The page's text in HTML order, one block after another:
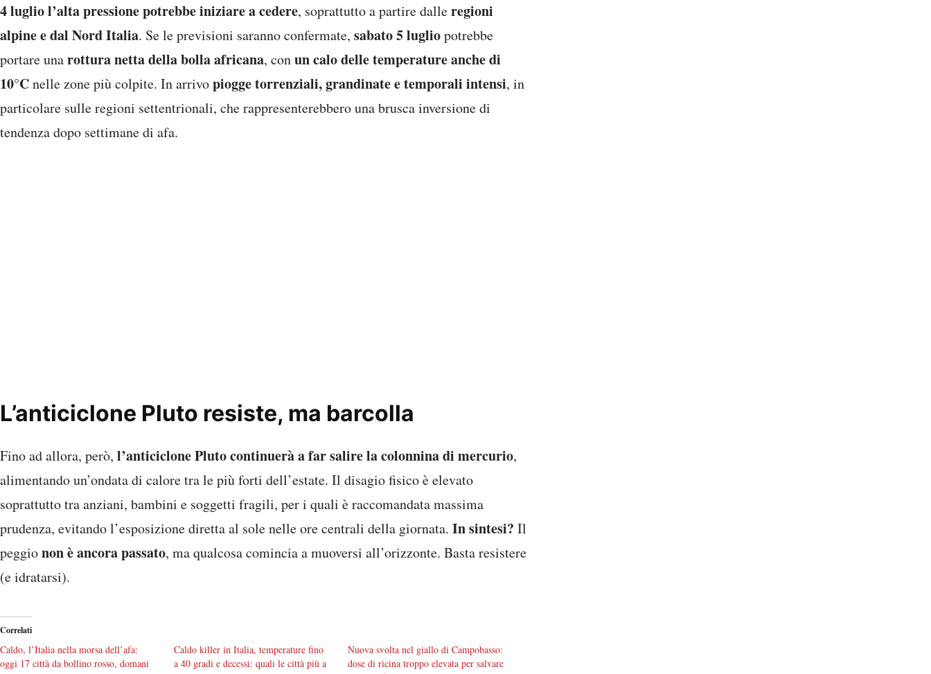
4 luglio l’alta pressione potrebbe iniziare a cedere, soprattutto a partire dalleregioni
alpine e dal Nord Italia. Se le previsioni saranno confermate, sabato 5 lugliopotrebbe
portare unarottura netta della bolla africana, conun calo delle temperature anche di
10°Cnelle zone più colpite. In arrivopiogge torrenziali, grandinate e temporali intensi, in
particolare sulle regioni settentrionali, che rappresenterebbero una brusca inversione di
tendenza dopo settimane di afa.
L’anticiclone Pluto resiste, ma barcolla
Fino ad allora, però, l’anticiclone Pluto continuerà a far salire la colonnina di mercurio,
alimentando un’ondata di calore tra le più forti dell’estate. Il disagio fisico è elevato
soprattutto tra anziani, bambini e soggetti fragili, per i quali è raccomandata massima
prudenza, evitando l’esposizione diretta al sole nelle ore centrali della giornata. In sintesi? Il
peggionon è ancora passato, ma qualcosa comincia a muoversi all’orizzonte. Basta resistere
(e idratarsi).
Correlati
Caldo, l’Italia nella morsa dell’afa:
oggi 17 città da bollino rosso, domani
Caldo killer in Italia, temperature fino
a 40 gradi e decessi: quali le città più a
Nuova svolta nel giallo di Campobasso:
dose di ricina troppo elevata per salvare